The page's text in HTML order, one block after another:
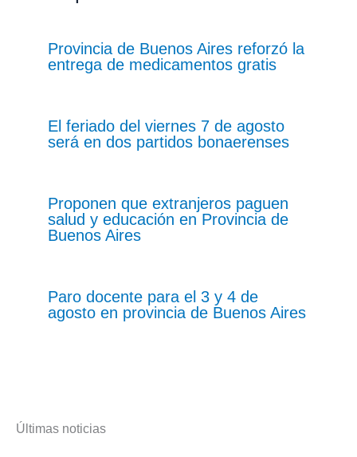
Provincia de Buenos Aires reforzó la
entrega de medicamentos gratis
El feriado del viernes 7 de agosto
será en dos partidos bonaerenses
Proponen que extranjeros paguen
salud y educación en Provincia de
Buenos Aires
Paro docente para el 3 y 4 de
agosto en provincia de Buenos Aires
Últimas noticias